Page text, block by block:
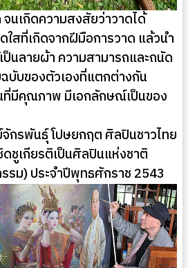
นเกิดความสงสัยว่าวาดได้
สที่เกิดจากฝีมือการวาด แล้วนำ
นลายผ้า ความสามารถและถนัด
บับของตัวเองที่แตกต่างกัน
ที่มีคุณภาพ มีเอกลักษณ์เป็นของ
กรพันธุ์ โปษยกฤต ศิลปินชาวไทย
ชูเกียรติเป็นศิลปินแห่งชาติ
รม) ประจำปีพุทธศักราช 2543